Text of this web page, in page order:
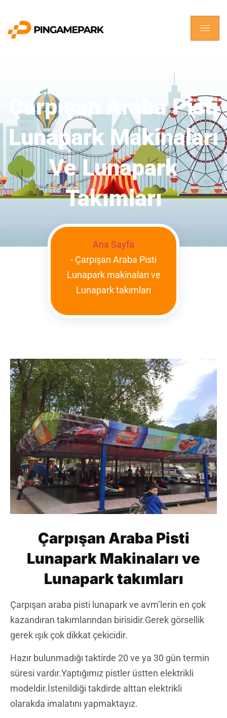
Çarpışan Araba Pisti
Lunapark Makinaları
Ve Lunapark
Takımları
Ana Sayfa
- Çarpışan Araba Pisti
Lunapark makinaları ve
Lunapark takımları
Çarpışan Araba Pisti
Lunapark Makinaları ve
Lunapark takımları
Çarpışan araba pisti lunapark ve avm’lerin en çok
kazandıran takımlarından birisidir.Gerek görsellik
gerek ışık çok dikkat çekicidir.
Hazır bulunmadığı taktirde 20 ve ya 30 gün termin
süresi vardır.Yaptığımız pistler üstten elektrikli
modeldir.İstenildiği takdirde alttan elektrikli
olarakda imalatını yapmaktayız.